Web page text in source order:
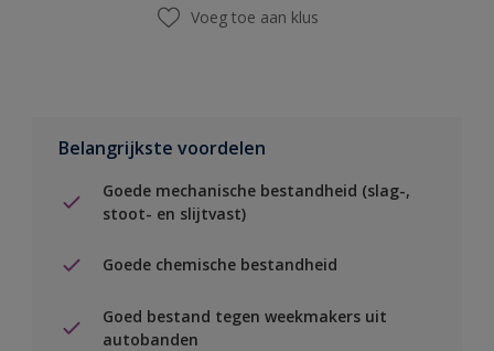
Voeg toe aan klus
Belangrijkste voordelen
Goede mechanische bestandheid (slag-,
stoot- en slijtvast)
Goede chemische bestandheid
Goed bestand tegen weekmakers uit
autobanden